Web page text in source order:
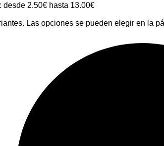
desde 2.50€ hasta 13.00€
Las opciones se pueden elegir en la